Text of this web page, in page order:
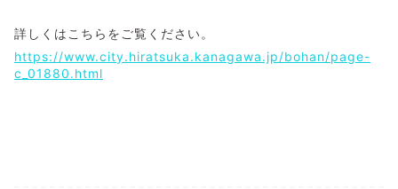
詳しくはこちらをご覧ください。
https://www.city.hiratsuka.kanagawa.jp/bohan/page-
c_01880.html